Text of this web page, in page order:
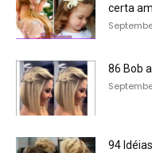
certa
86 Bob
94